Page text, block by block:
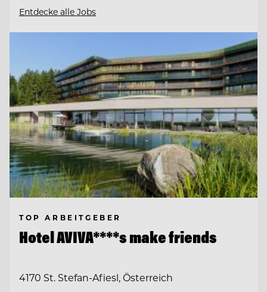
Entdecke alle Jobs
TOP ARBEITGEBER
Hotel AVIVA****s make friends
4170 St. Stefan-Afiesl, Österreich